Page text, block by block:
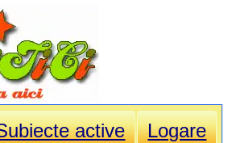
active
Logare